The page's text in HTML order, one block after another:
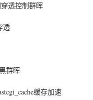
透控制群晖
透
群晖
缓存加速